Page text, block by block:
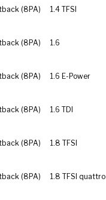
(8PA) 1.4 TFSI
(8PA) 1.6
(8PA) 1.6 E-Power
(8PA) 1.6 TDI
(8PA) 1.8 TFSI
(8PA) 1.8 TFSI quattro